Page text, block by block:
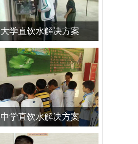
大学直饮水解决方案
中学直饮水解决方案